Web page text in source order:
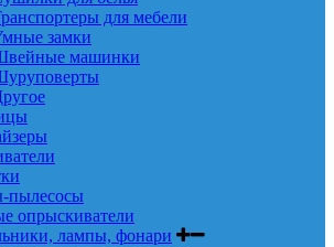
для мебели
замки
машинки
пылесосы
опрыскиватели
лампы, фонари